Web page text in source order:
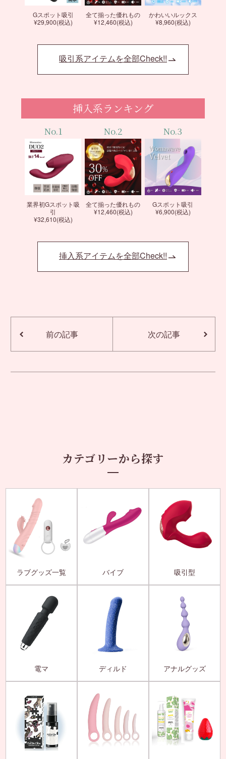
Gスポット吸引
¥29,900(税込)
全て揃った優れもの
¥12,460(税込)
かわいいルックス
¥8,960(税込)
吸引系アイテムを全部Check!!
挿入系ランキング
No.1
業界初Gスポット吸
引
¥32,610(税込)
No.2
全て揃った優れもの
¥12,460(税込)
No.3
Gスポット吸引
¥6,900(税込)
挿入系アイテムを全部Check!!
前の記事 次の記事
カテゴリーから探す
ラブグッズ一覧 バイブ 吸引型
電マ ディルド アナルグッズ